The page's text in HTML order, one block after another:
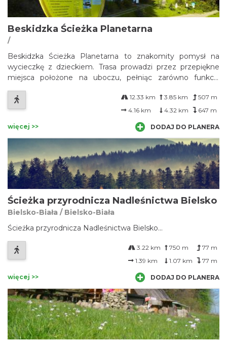
Beskidzka Ścieżka Planetarna
/
Beskidzka Ścieżka Planetarna to znakomity pomysł na
wycieczkę z dzieckiem. Trasa prowadzi przez przepiękne
miejsca położone na uboczu, pełniąc zarówno funkcję
12.33 km 3.85 km
507 m
4.16 km
4.32 km 647 m
więcej >> DODAJ DO PLANERA
Ścieżka przyrodnicza Nadleśnictwa Bielsko
Bielsko-Biała / Bielsko-Biała
Ścieżka przyrodnicza Nadleśnictwa Bielsko...
3.22 km 750 m
77 m
1.39 km
1.07 km 77 m
więcej >> DODAJ DO PLANERA